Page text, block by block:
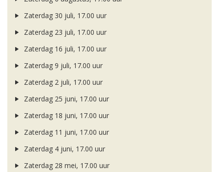
Zaterdag 30 juli, 17.00 uur
Zaterdag 23 juli, 17.00 uur
Zaterdag 16 juli, 17.00 uur
Zaterdag 9 juli, 17.00 uur
Zaterdag 2 juli, 17.00 uur
Zaterdag 25 juni, 17.00 uur
Zaterdag 18 juni, 17.00 uur
Zaterdag 11 juni, 17.00 uur
Zaterdag 4 juni, 17.00 uur
Zaterdag 28 mei, 17.00 uur